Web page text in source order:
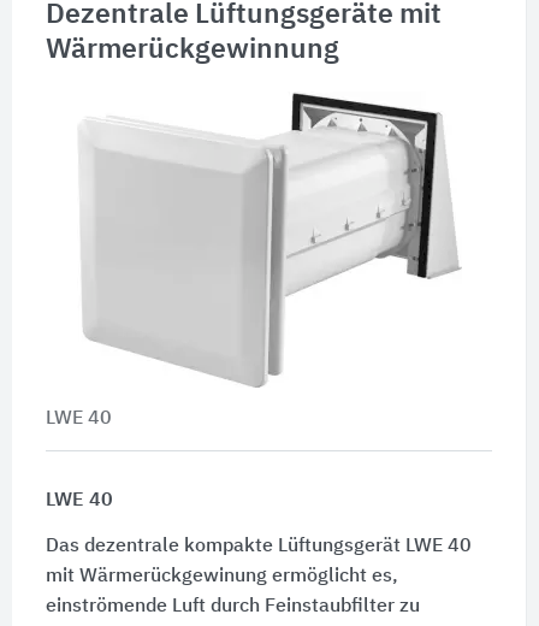
Dezentrale Lüftungsgeräte mit
Wärmerückgewinnung
LWE 40
LWE 40
Das dezentrale kompakte Lüftungsgerät LWE 40
mit Wärmerückgewinung ermöglicht es,
einströmende Luft durch Feinstaubfilter zu